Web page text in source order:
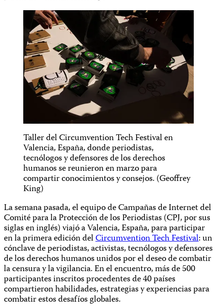
Taller del Circumvention Tech Festival en
Valencia, España, donde periodistas,
tecnólogos y defensores de los derechos
humanos se reunieron en marzo para
compartir conocimientos y consejos. (Geoffrey
King)
La semana pasada, el equipo de Campañas de Internet del
Comité para la Protección de los Periodistas (CPJ, por sus
siglas en inglés) viajó a Valencia, España, para participar
en la primera edición delCircumvention Tech Festival: un
cónclave de periodistas, activistas, tecnólogos y defensores
de los derechos humanos unidos por el deseo de combatir
la censura y la vigilancia. En el encuentro, más de 500
participantes inscritos procedentes de 40 países
compartieron habilidades, estrategias y experiencias para
combatir estos desafíos globales.